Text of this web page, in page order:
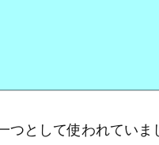
として使われていま